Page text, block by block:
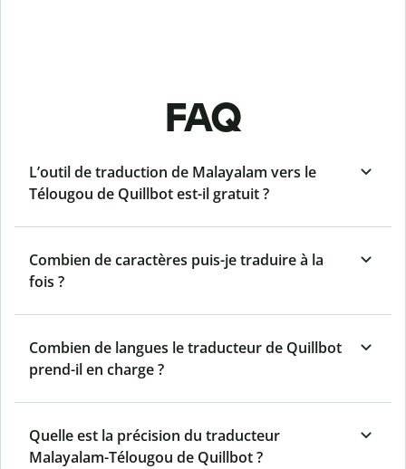
FAQ
L’outil de traduction de Malayalam vers le
Télougou de Quillbot est-il gratuit ?
Combien de caractères puis-je traduire à la
fois ?
Combien de langues le traducteur de Quillbot
prend-il en charge ?
Quelle est la précision du traducteur
Malayalam-Télougou de Quillbot ?